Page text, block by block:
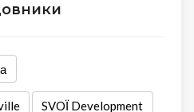
SVOЇ Development